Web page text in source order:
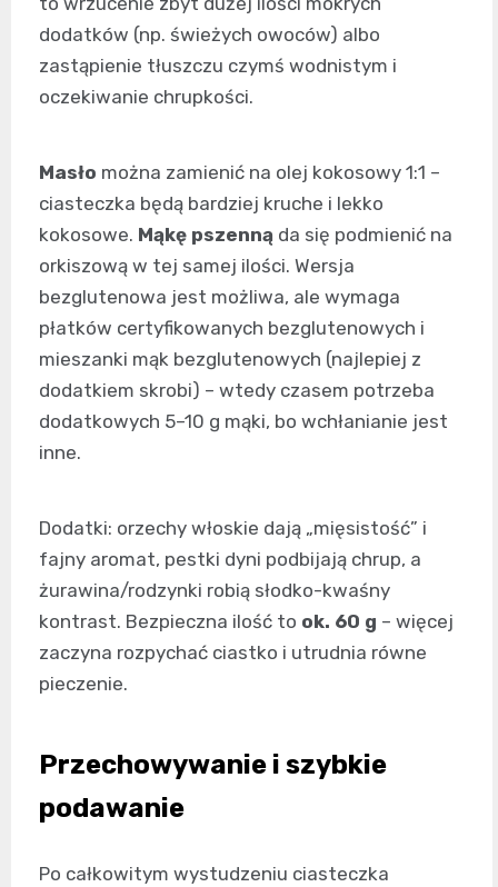
dodatków (np. świeżych owoców) albo
zastąpienie tłuszczu czymś wodnistym i
oczekiwanie chrupkości.
Masło można zamienić na olej kokosowy 1:1 –
ciasteczka będą bardziej kruche i lekko
kokosowe. Mąkę pszenną da się podmienić na
orkiszową w tej samej ilości. Wersja
bezglutenowa jest możliwa, ale wymaga
płatków certyfikowanych bezglutenowych i
mieszanki mąk bezglutenowych (najlepiej z
dodatkiem skrobi) – wtedy czasem potrzeba
dodatkowych 5–10 g mąki, bo wchłanianie jest
inne.
Dodatki: orzechy włoskie dają „mięsistość” i
fajny aromat, pestki dyni podbijają chrup, a
żurawina/rodzynki robią słodko-kwaśny
kontrast. Bezpieczna ilość to ok. 60 g – więcej
zaczyna rozpychać ciastko i utrudnia równe
pieczenie.
Przechowywanie i szybkie
podawanie
Po całkowitym wystudzeniu ciasteczka